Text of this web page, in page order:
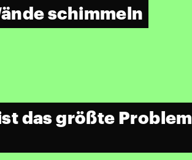
schimmeln
das größte Problem